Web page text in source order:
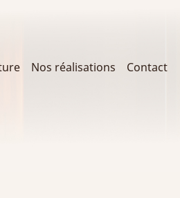
Nos réalisations Contact